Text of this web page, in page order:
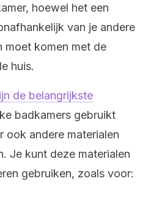
hoewel het een
van je andere
moet komen met de
huis.
de belangrijkste
badkamers gebruikt
ook andere materialen
Je kunt deze materialen
gebruiken, zoals voor: